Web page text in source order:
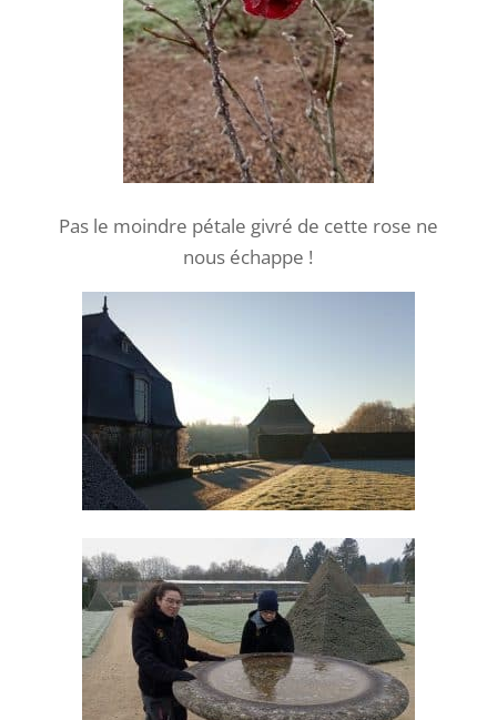
Pas le moindre pétale givré de cette rose ne
nous échappe !